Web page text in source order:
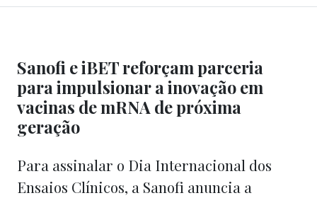
Sanofi e iBET reforçam parceria
para impulsionar a inovação em
vacinas de mRNA de próxima
geração
Para assinalar o Dia Internacional dos
Ensaios Clínicos, a Sanofi anuncia a